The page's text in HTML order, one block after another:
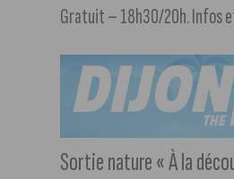
Gratuit – 18h30/20h. Infos
Sortie nature « À la